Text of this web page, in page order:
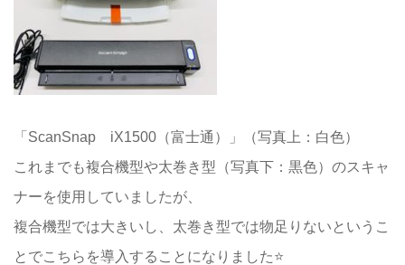
「ScanSnap iX1500（富士通）」（写真上：白色）
これまでも複合機型や太巻き型（写真下：黒色）のスキャ
ナーを使用していましたが、
複合機型では大きいし、太巻き型では物足りないというこ
とでこちらを導入することになりました⭐